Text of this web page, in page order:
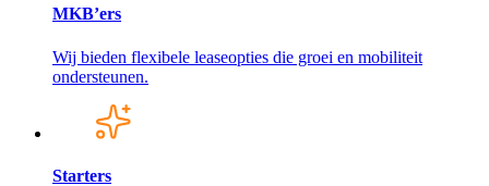
MKB’ers
Wij bieden flexibele leaseopties die groei en mobiliteit
ondersteunen.
Starters